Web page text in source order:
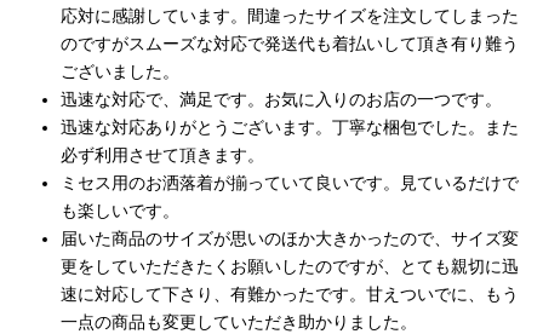
応対に感謝しています。間違ったサイズを注文してしまった
のですがスムーズな対応で発送代も着払いして頂き有り難う
ございました。
迅速な対応で、満足です。お気に入りのお店の一つです。
迅速な対応ありがとうございます。丁寧な梱包でした。また
必ず利用させて頂きます。
ミセス用のお洒落着が揃っていて良いです。見ているだけで
も楽しいです。
届いた商品のサイズが思いのほか大きかったので、サイズ変
更をしていただきたくお願いしたのですが、とても親切に迅
速に対応して下さり、有難かったです。甘えついでに、もう
一点の商品も変更していただき助かりました。